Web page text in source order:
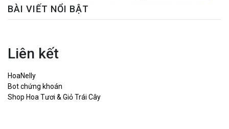
BÀI VIẾT NỔI BẬT
Liên kết
HoaNelly
Bot chứng khoán
Shop Hoa Tươi & Giỏ Trái Cây